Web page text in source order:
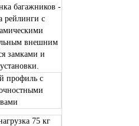
багажников -
рейлинги с
внешним
замками и
профиль с
75 кг